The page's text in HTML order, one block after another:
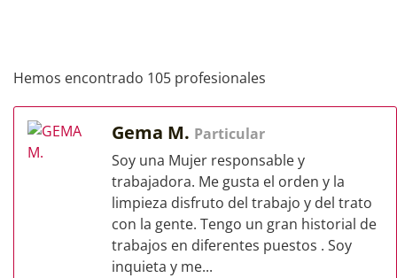
Hemos encontrado 105 profesionales
Gema M. Particular
Soy una Mujer responsable y
trabajadora. Me gusta el orden y la
limpieza disfruto del trabajo y del trato
con la gente. Tengo un gran historial de
trabajos en diferentes puestos . Soy
inquieta y me...